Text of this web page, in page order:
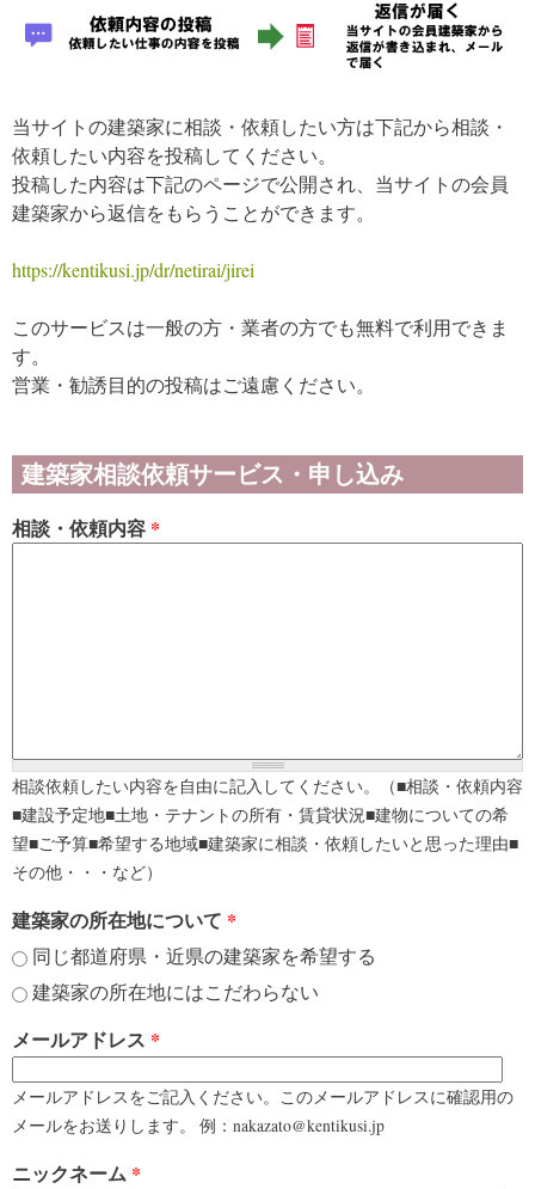
当サイトの建築家に相談・依頼したい方は下記から相談・
依頼したい内容を投稿してください。
投稿した内容は下記のページで公開され、当サイトの会員
建築家から返信をもらうことができます。
https://kentikusi.jp/dr/netirai/jirei
このサービスは一般の方・業者の方でも無料で利用できま
す。
営業・勧誘目的の投稿はご遠慮ください。
建築家相談依頼サービス・申し込み
相談・依頼内容 *
相談依頼したい内容を自由に記入してください。（■相談・依頼内容
■建設予定地■土地・テナントの所有・賃貸状況■建物についての希
望■ご予算■希望する地域■建築家に相談・依頼したいと思った理由■
その他・・・など）
建築家の所在地について *
同じ都道府県・近県の建築家を希望する
建築家の所在地にはこだわらない
メールアドレス *
メールアドレスをご記入ください。このメールアドレスに確認用の
メールをお送りします。 例：nakazato@kentikusi.jp
ニックネーム *